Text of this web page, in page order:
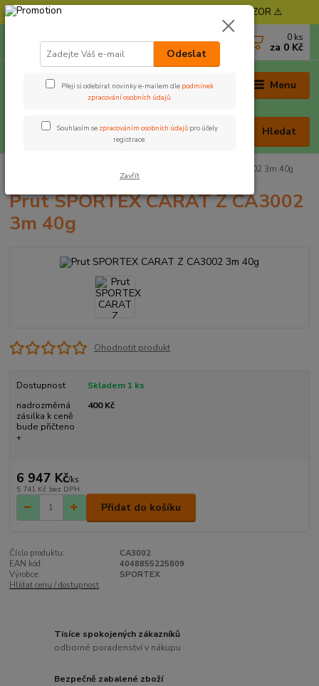
⚠️ POZOR - Objednávky expedujeme od 11. 8. - POZOR ⚠️
Menu
Hledat
0 ks
za 0 Kč
Prut SPORTEX CARAT Z CA3002 3m 40g
Prut SPORTEX CARAT Z CA3002
3m 40g
Ohodnotit produkt
Dostupnost
Skladem 1 ks
nadrozměrná
zásilka k ceně
bude přičteno
+
400 Kč
6 947 Kč/ks
5 741 Kč bez DPH
Přidat do košíku
Číslo produktu:
CA3002
EAN kód:
4048855225809
Výrobce:
SPORTEX
Hlídat cenu / dostupnost
Tisíce spokojených zákazníků
odborné poradenství v nákupu
Bezpečně zabalené zboží
Odeslat
Přeji si odebírat novinky e-mailem dle podmínek
zpracování osobních údajů.
Souhlasím se zpracováním osobních údajů pro účely
registrace.
Zavřít